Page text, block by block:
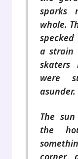
sparks
whole.
a strain
skaters
were
asunder.
The
the
corner